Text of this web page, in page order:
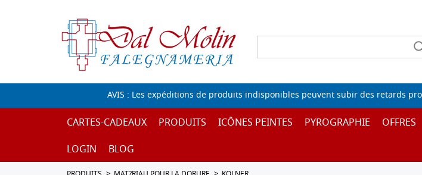
Liste
AVIS : Les expéditions de produits indisponibles peuvent subir des retards
CARTES-CADEAUX PRODUITS ICÔNES PEINTES PYROGRAPHIE OFFRES
LOGIN
BLOG